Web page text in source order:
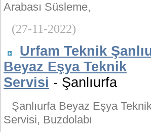
Arabası Süsleme,
(27-11-2022)
Urfam Teknik
Beyaz Eşya Teknik
Servisi - Şanlıurfa
Şanlıurfa Beyaz Eşya
Servisi, Buzdolabı